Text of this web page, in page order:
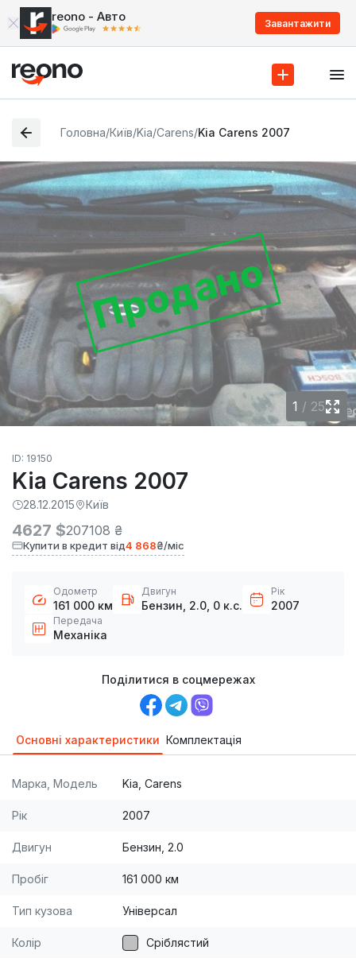
reono - Авто Завантажити
Головна/Київ/Kia/Carens/Kia Carens 2007
Продано
1 / 25
ID: 19150
Kia Carens 2007
28.12.2015 Київ
4627 $207108 ₴
Купити в кредит від4 868₴/міс
Одометр
161 000 км
Двигун
Бензин, 2.0, 0 к.с.
Рік
2007
Передача
Механіка
Поділитися в соцмережах
Основні характеристики Комплектація
Марка, Модель Kia, Carens
Рік 2007
Двигун Бензин, 2.0
Пробіг 161 000 км
Тип кузова Універсал
Колір Сріблястий